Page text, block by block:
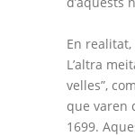
En
L’altra
velles”,
que varen
1699.